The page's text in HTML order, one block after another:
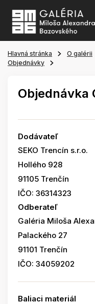
Hlavná stránka O galérii
Objednávky
Objednávka
Dodávateľ
SEKO Trencín s.r.o.
Hollého 928
91105 Trenčín
IČO: 36314323
Odberateľ
Galéria Miloša
Palackého 27
91101 Trenčín
IČO: 34059202
Baliaci materiál